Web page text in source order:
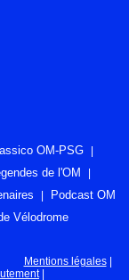
OM-PSG
de l'OM
Podcast OM
Vélodrome
Mentions légales|
|